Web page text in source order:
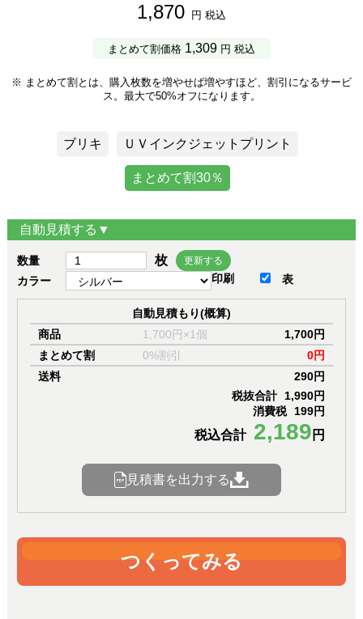
1,870 円 税込
まとめて割価格 1,309 円 税込
※ まとめて割とは、購入枚数を増やせば増やすほど、割引になるサービ
ス。最大で50%オフになります。
ブリキ ＵＶインクジェットプリント
まとめて割30％
自動見積する▼
数量 枚 更新する
カラー 印刷 表
自動見積もり(概算)
商品
1,700円×1個
1,700円
まとめて割
0%割引
0円
送料
290円
税抜合計 1,990円
消費税 199円
税込合計 2,189 円
見積書を出力する
つくってみる